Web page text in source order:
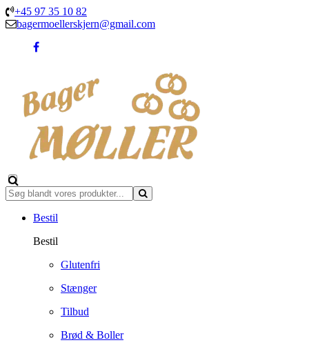
+45 97 35 10 82
bagermoellerskjern@gmail.com
Bestil
Bestil
Glutenfri
Stænger
Tilbud
Brød & Boller